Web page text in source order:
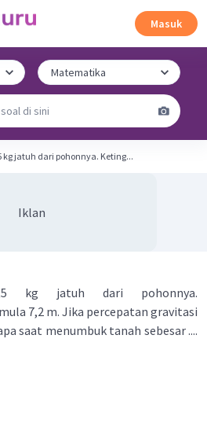
Masuk
kg jatuh dari pohonnya. Keting...
Iklan
kg jatuh dari pohonnya.
7,2 m. Jika percepatan gravitasi
saat menumbuk tanah sebesar ....